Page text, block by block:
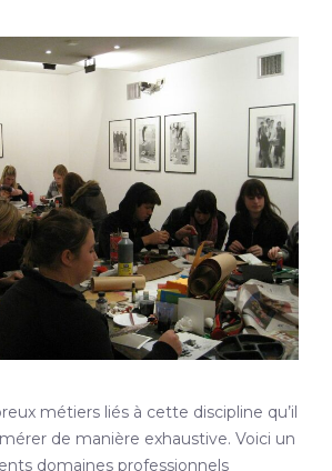
métiers liés à cette discipline qu’il
de manière exhaustive. Voici un
domaines professionnels